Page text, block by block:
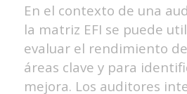
En el contexto de una
la matriz EFI se puede
evaluar el rendimiento
áreas clave y para
mejora. Los auditores